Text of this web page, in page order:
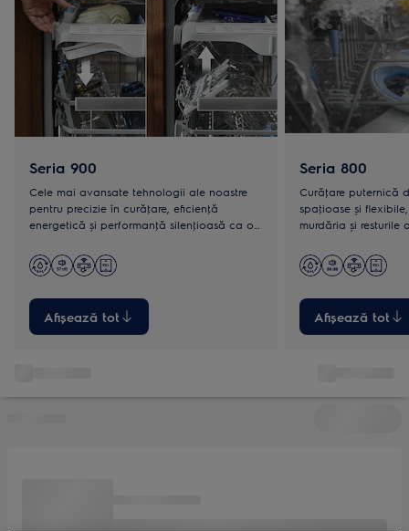
Seria 900
Cele mai avansate tehnologii ale noastre
pentru precizie în curăţare, eficienţă
energetică și performanţă silenţioasă ca o
pentru tăvi de cuptor. Dimensiuni standard
și MaxiSpace.
Afișează tot
Seria 800
Curăţare puternică
spaţioase și
murdăria și resturile
Afișează tot